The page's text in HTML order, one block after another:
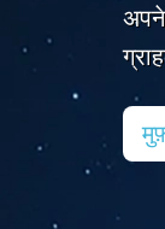
अपने